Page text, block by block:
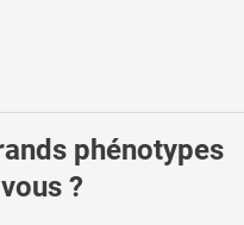
phénotypes
?